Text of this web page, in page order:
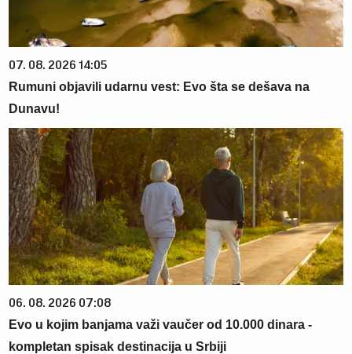
07. 08. 2026 14:05
Rumuni objavili udarnu vest: Evo šta se dešava na
Dunavu!
06. 08. 2026 07:08
Evo u kojim banjama važi vaučer od 10.000 dinara -
kompletan spisak destinacija u Srbiji